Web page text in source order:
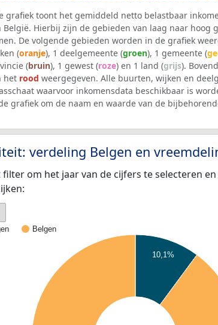
grafiek toont het gemiddeld netto belastbaar
Hierbij zijn de gebieden van laag naar hoog
De volgende gebieden worden in de grafiek
(oranje), 1 deelgemeente (groen), 1 gemeente (
(bruin), 1 gewest (roze) en 1 land (grijs).
het rood weergegeven. Alle buurten, wijken en
waarvoor inkomensdata beschikbaar is
grafiek om de naam en waarde van de
verdeling Belgen en
om het jaar van de cijfers te selecteren
Belgen
10,1%